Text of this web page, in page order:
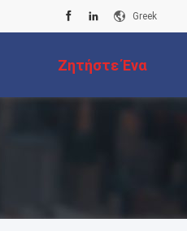
Greek
Ζητήστε Ένα
Απόσπασμα